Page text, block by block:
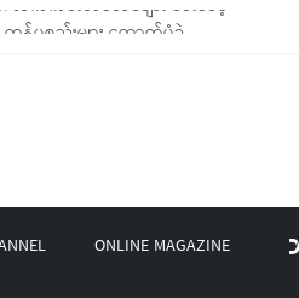
န်ပစ္စည်းများ ထောက်ပံ့ခဲ့
က်ကမ်းစာစောင်များ ပေးဝေခဲ့
ONLINE MAGAZINE